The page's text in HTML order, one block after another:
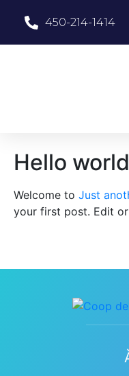
450-214-1414
Hello
Welcome to Just
your first post. Edit